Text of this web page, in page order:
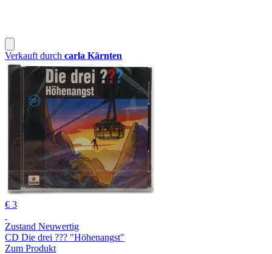
Verkauft durch carla Kärnten
€ 3
Zustand Neuwertig
CD Die drei ??? "Höhenangst"
Zum Produkt